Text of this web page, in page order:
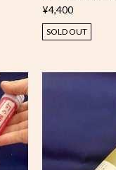
¥4,400
SOLD OUT